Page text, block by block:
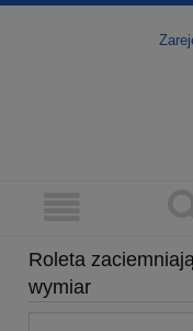
Roleta
wymiar